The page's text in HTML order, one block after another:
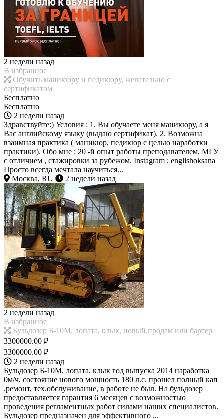
2 недели назад
В избранное
Обучить маникюру и педикюру, желательно с
сертификатом
Бесплатно
Бесплатно
2 недели назад
Здравствуйте:) Условия : 1. Вы обучаете меня маникюру, а я
Вас английскому языку (выдаю сертификат). 2. Возможна
взаимная практика ( маникюр, педикюр с целью наработки
практики). Обо мне : 20 -й опыт работы преподавателем, МГУ
с отличием , стажировки за рубежом. Instagram ; englishoksana
Просто всегда мечтала научиться...
Москва, RU
2 недели назад
2 недели назад
В избранное
Бульдозер Б-10М, лопата, клык, новый,продам или бартер
3300000.00 ₽
3300000.00 ₽
2 недели назад
Бульдозер Б-10М, лопата, клык год выпуска 2014 наработка
0м/ч, состояние нового мощность 180 л.с. прошел полный кап
.ремонт, тех.обслуживание, в работе не был. На бульдозер
предоставляется гарантия 6 месяцев с возможностью
проведения регламентных работ силами наших специалистов.
Бульдозер предназначен для эффективного ...